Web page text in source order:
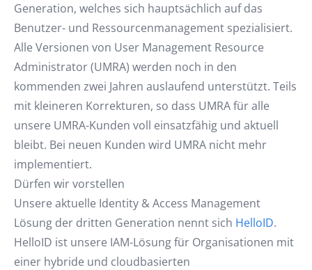
Generation, welches sich hauptsächlich auf das
Benutzer- und Ressourcenmanagement spezialisiert.
Alle Versionen von User Management Resource
Administrator (UMRA) werden noch in den
kommenden zwei Jahren auslaufend unterstützt. Teils
mit kleineren Korrekturen, so dass UMRA für alle
unsere UMRA-Kunden voll einsatzfähig und aktuell
bleibt. Bei neuen Kunden wird UMRA nicht mehr
implementiert.
Dürfen wir vorstellen
Unsere aktuelle Identity & Access Management
Lösung der dritten Generation nennt sich HelloID.
HelloID ist unsere IAM-Lösung für Organisationen mit
einer hybride und cloudbasierten